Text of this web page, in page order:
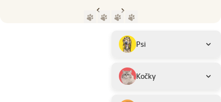
Předchozí stranaNásledující strana
Podkategorie
Psi
Kočky